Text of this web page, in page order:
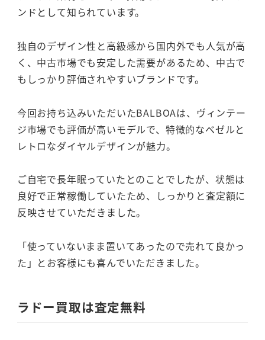
ンドとして知られています。
独自のデザイン性と高級感から国内外でも人気が高
く、中古市場でも安定した需要があるため、中古で
もしっかり評価されやすいブランドです。
今回お持ち込みいただいたBALBOAは、ヴィンテー
ジ市場でも評価が高いモデルで、特徴的なベゼルと
レトロなダイヤルデザインが魅力。
ご自宅で長年眠っていたとのことでしたが、状態は
良好で正常稼働していたため、しっかりと査定額に
反映させていただきました。
「使っていないまま置いてあったので売れて良かっ
た」とお客様にも喜んでいただきました。
ラドー買取は査定無料